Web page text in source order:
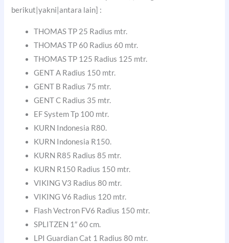
berikut|yakni|antara lain] :
THOMAS TP 25 Radius mtr.
THOMAS TP 60 Radius 60 mtr.
THOMAS TP 125 Radius 125 mtr.
GENT A Radius 150 mtr.
GENT B Radius 75 mtr.
GENT C Radius 35 mtr.
EF System Tp 100 mtr.
KURN Indonesia R80.
KURN Indonesia R150.
KURN R85 Radius 85 mtr.
KURN R150 Radius 150 mtr.
VIKING V3 Radius 80 mtr.
VIKING V6 Radius 120 mtr.
Flash Vectron FV6 Radius 150 mtr.
SPLITZEN 1″ 60 cm.
LPI Guardian Cat 1 Radius 80 mtr.